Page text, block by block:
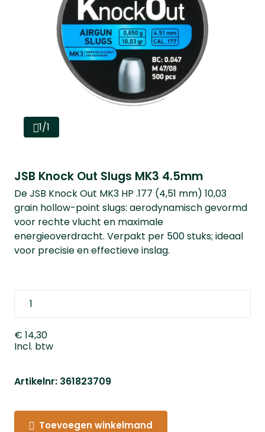
1/1
JSB Knock Out Slugs MK3 4.5mm
De JSB Knock Out MK3 HP .177 (4,51 mm) 10,03
grain hollow-point slugs: aerodynamisch gevormd
voor rechte vlucht en maximale
energieoverdracht. Verpakt per 500 stuks; ideaal
voor precisie en effectieve inslag.
€ 14,30
Incl. btw
Artikelnr: 361823709
Toevoegen winkelmand